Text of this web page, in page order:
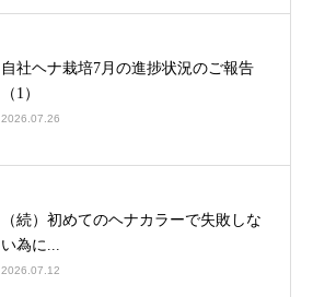
自社ヘナ栽培7月の進捗状況のご報告
（1）
2026.07.26
（続）初めてのヘナカラーで失敗しな
い為に...
2026.07.12